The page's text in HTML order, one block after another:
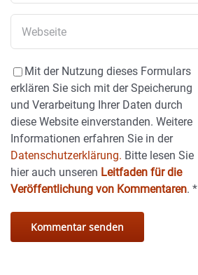
Mit der Nutzung dieses Formulars
erklären Sie sich mit der Speicherung
und Verarbeitung Ihrer Daten durch
diese Website einverstanden. Weitere
Informationen erfahren Sie in der
Datenschutzerklärung. Bitte lesen Sie
hier auch unseren Leitfaden für die
Veröffentlichung von Kommentaren.*